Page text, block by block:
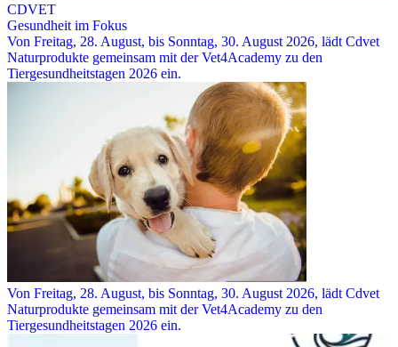
CDVET
Gesundheit im Fokus
Von Freitag, 28. August, bis Sonntag, 30. August 2026, lädt Cdvet
Naturprodukte gemeinsam mit der Vet4Academy zu den
Tiergesundheitstagen 2026 ein.
Von Freitag, 28. August, bis Sonntag, 30. August 2026, lädt Cdvet
Naturprodukte gemeinsam mit der Vet4Academy zu den
Tiergesundheitstagen 2026 ein.